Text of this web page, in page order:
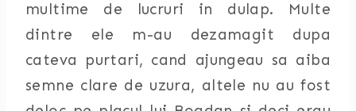
multime de lucruri in dulap. Multe
dintre ele m-au dezamagit dupa
cateva purtari, cand ajungeau sa aiba
semne clare de uzura, altele nu au fost